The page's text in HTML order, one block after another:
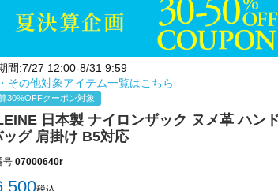
間:7/27 12:00-8/31 9:59
その他対象アイテム一覧はこちら
30%OFFクーポン対象
日本製 ナイロンザック ヌメ革 ハン
ッグ 肩掛け B5対応
号 07000640r